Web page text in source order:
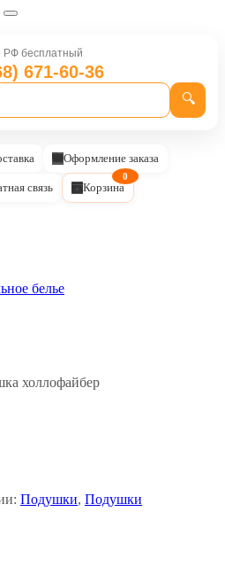
РФ бесплатный
671-60-36
🔍
Оформление заказа
связь Корзина
0
белье
холлофайбер
Подушки, Подушки